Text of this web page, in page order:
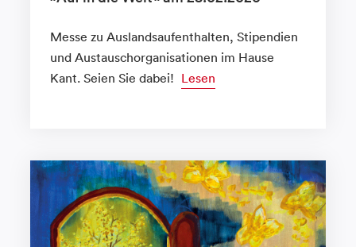
Messe zu Auslandsaufenthalten, Stipendien
und Austauschorganisationen im Hause
Kant. Seien Sie dabei! Lesen